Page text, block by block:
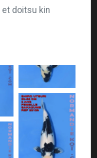
et doitsu kin